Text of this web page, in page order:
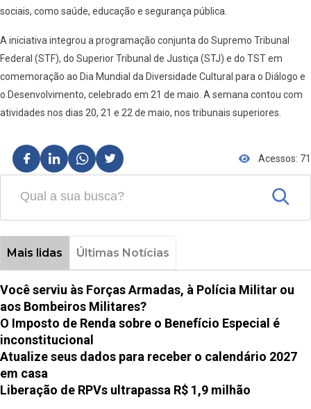
sociais, como saúde, educação e segurança pública.
A iniciativa integrou a programação conjunta do Supremo Tribunal
Federal (STF), do Superior Tribunal de Justiça (STJ) e do TST em
comemoração ao Dia Mundial da Diversidade Cultural para o Diálogo e
o Desenvolvimento, celebrado em 21 de maio. A semana contou com
atividades nos dias 20, 21 e 22 de maio, nos tribunais superiores.
Acessos: 71
Mais lidas Últimas Notícias
Você serviu às Forças Armadas, à Polícia Militar ou
aos Bombeiros Militares?
O Imposto de Renda sobre o Benefício Especial é
inconstitucional
Atualize seus dados para receber o calendário 2027
em casa
Liberação de RPVs ultrapassa R$ 1,9 milhão